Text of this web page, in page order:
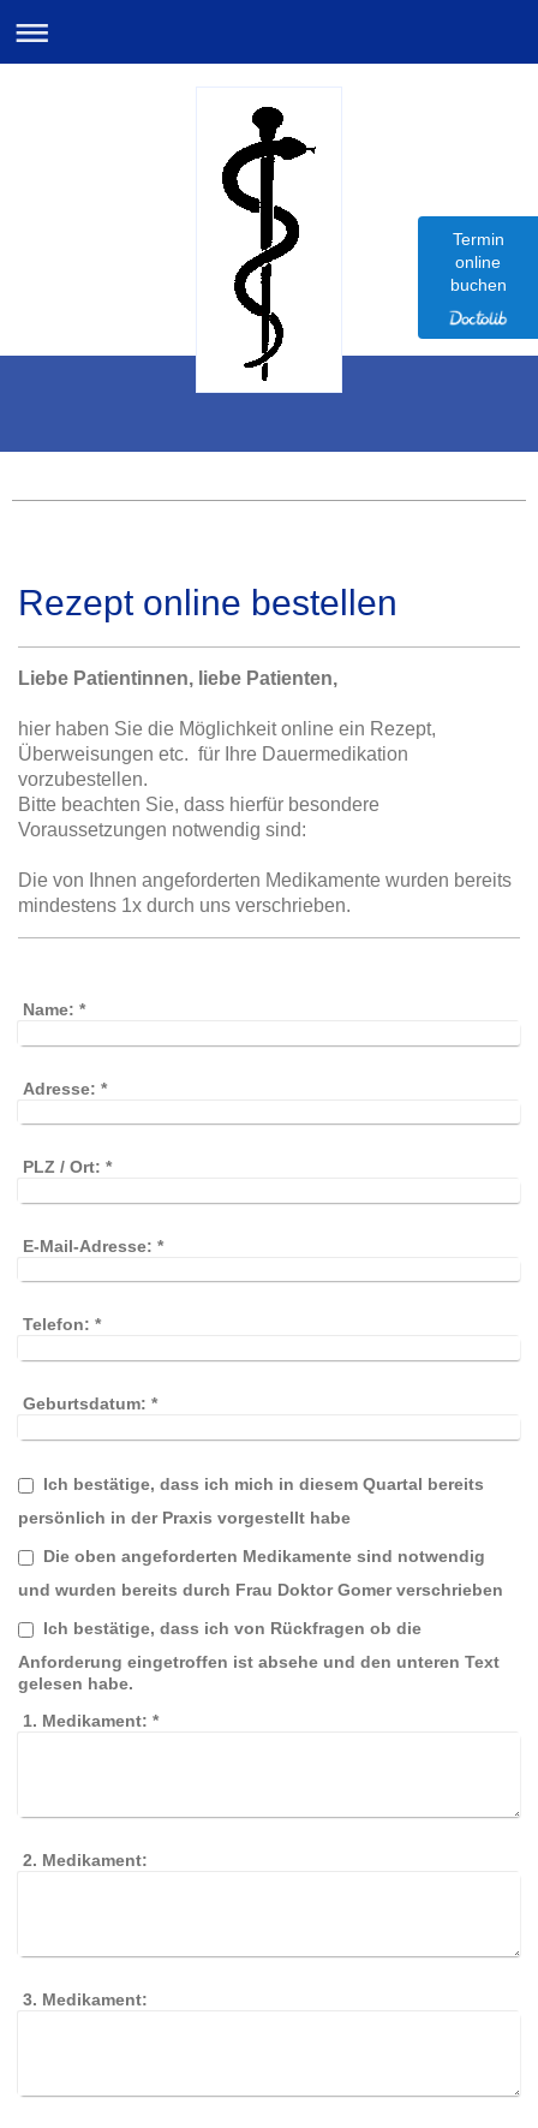
Rezept online bestellen
Liebe Patientinnen, liebe Patienten,
hier haben Sie die Möglichkeit online ein Rezept,
Überweisungen etc. für Ihre Dauermedikation
vorzubestellen.
Bitte beachten Sie, dass hierfür besondere
Voraussetzungen notwendig sind:
Die von Ihnen angeforderten Medikamente wurden bereits
mindestens 1x durch uns verschrieben.
Name: *
Adresse: *
PLZ / Ort: *
E-Mail-Adresse: *
Telefon: *
Geburtsdatum: *
Ich bestätige, dass ich mich in diesem Quartal bereits
persönlich in der Praxis vorgestellt habe
Die oben angeforderten Medikamente sind notwendig
und wurden bereits durch Frau Doktor Gomer verschrieben
Ich bestätige, dass ich von Rückfragen ob die
Anforderung eingetroffen ist absehe und den unteren Text
gelesen habe.
1. Medikament: *
2. Medikament:
3. Medikament:
Termin
online
buchen